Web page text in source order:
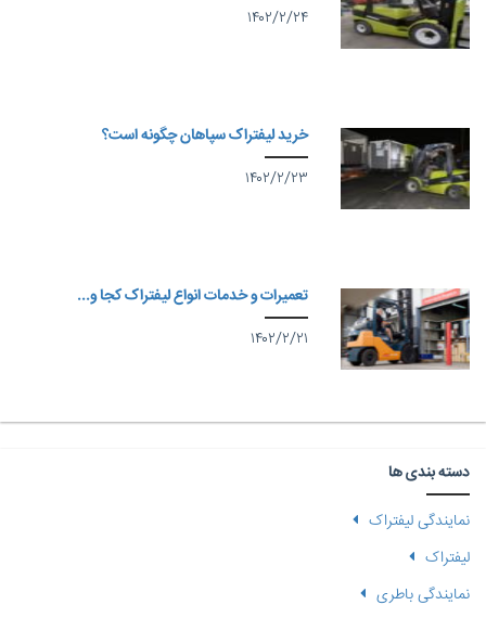
۱۴۰۲/۲/۲۴
خرید لیفتراک سپاهان چگونه است؟
۱۴۰۲/۲/۲۳
تعمیرات و خدمات انواع لیفتراک کجا و...
۱۴۰۲/۲/۲۱
دسته بندی ها
نمایندگی لیفتراک
لیفتراک
نمایندگی باطری